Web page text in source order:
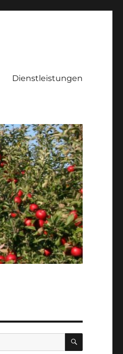
Dienstleistungen
SUCHEN